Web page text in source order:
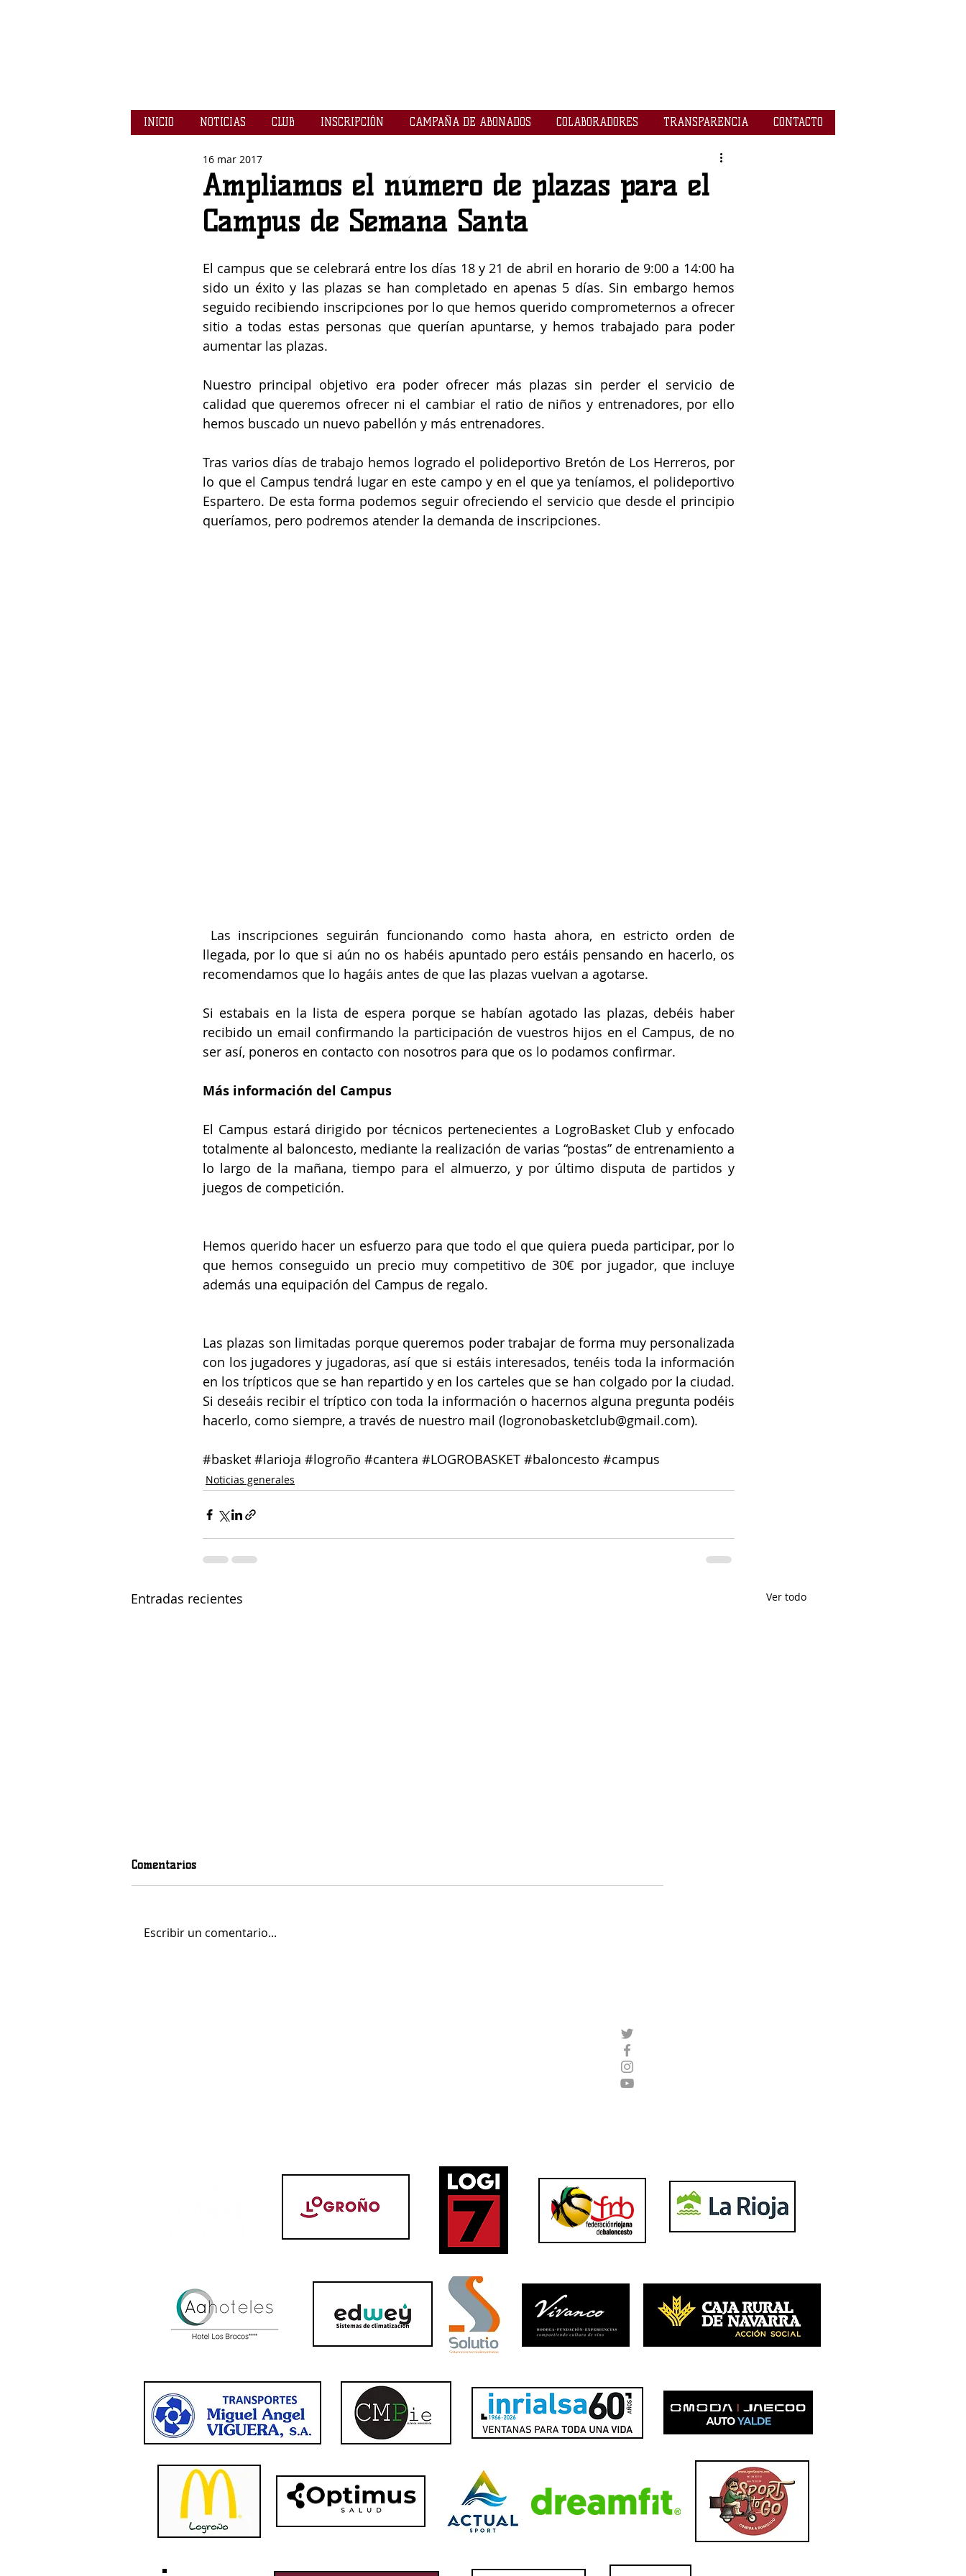
INICIO NOTICIAS CLUB INSCRIPCIÓN CAMPAÑA DE ABONADOS COLABORADORES TRANSPARENCIA CONTACTO
Ampliamos el número de plazas para el
Campus de Semana Santa
16 mar 2017
El campus que se celebrará entre los días 18 y 21 de abril en horario de 9:00 a 14:00 ha
sido un éxito y las plazas se han completado en apenas 5 días. Sin embargo hemos
seguido recibiendo inscripciones por lo que hemos querido comprometernos a ofrecer
sitio a todas estas personas que querían apuntarse, y hemos trabajado para poder
aumentar las plazas.
Nuestro principal objetivo era poder ofrecer más plazas sin perder el servicio de
calidad que queremos ofrecer ni el cambiar el ratio de niños y entrenadores, por ello
hemos buscado un nuevo pabellón y más entrenadores.
Tras varios días de trabajo hemos logrado el polideportivo Bretón de Los Herreros, por
lo que el Campus tendrá lugar en este campo y en el que ya teníamos, el polideportivo
Espartero. De esta forma podemos seguir ofreciendo el servicio que desde el principio
queríamos, pero podremos atender la demanda de inscripciones.
llegada, por lo que si aún no os habéis apuntado pero estáis pensando en hacerlo, os
recomendamos que lo hagáis antes de que las plazas vuelvan a agotarse.
Si estabais en la lista de espera porque se habían agotado las plazas, debéis haber
recibido un email confirmando la participación de vuestros hijos en el Campus, de no
ser así, poneros en contacto con nosotros para que os lo podamos confirmar.
Más información del Campus
El Campus estará dirigido por técnicos pertenecientes a LogroBasket Club y enfocado
totalmente al baloncesto, mediante la realización de varias “postas” de entrenamiento a
lo largo de la mañana, tiempo para el almuerzo, y por último disputa de partidos y
juegos de competición.
Hemos querido hacer un esfuerzo para que todo el que quiera pueda participar, por lo
que hemos conseguido un precio muy competitivo de 30€ por jugador, que incluye
además una equipación del Campus de regalo.
Las plazas son limitadas porque queremos poder trabajar de forma muy personalizada
con los jugadores y jugadoras, así que si estáis interesados, tenéis toda la información
en los trípticos que se han repartido y en los carteles que se han colgado por la ciudad.
Si deseáis recibir el tríptico con toda la información o hacernos alguna pregunta podéis
hacerlo, como siempre, a través de nuestro mail (logronobasketclub@gmail.com).
#basket #larioja #logroño #cantera #LOGROBASKET #baloncesto #campus
Noticias generales
Entradas recientes Ver todo
Comentarios
Escribir un comentario...